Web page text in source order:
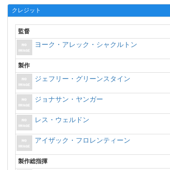
クレジット
監督
ヨーク・アレック・シャクルトン
製作
ジェフリー・グリーンスタイン
ジョナサン・ヤンガー
レス・ウェルドン
アイザック・フロレンティーン
製作総指揮